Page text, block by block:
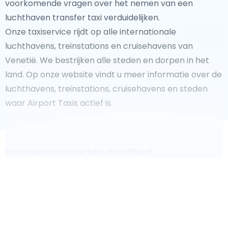
voorkomende vragen over het nemen van een
luchthaven transfer taxi verduidelijken.
Onze taxiservice rijdt op alle internationale
luchthavens, treinstations en cruisehavens van
Venetië. We bestrijken alle steden en dorpen in het
land. Op onze website vindt u meer informatie over de
luchthavens, treinstations, cruisehavens en steden
waar Airport Taxis actief is.